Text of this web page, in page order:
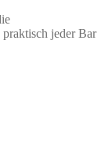
jeder Bar